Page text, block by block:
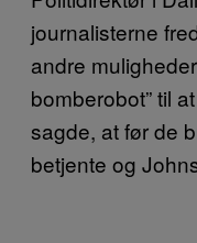
journalisterne
andre
bomberobot” til
sagde, at før de
betjente og